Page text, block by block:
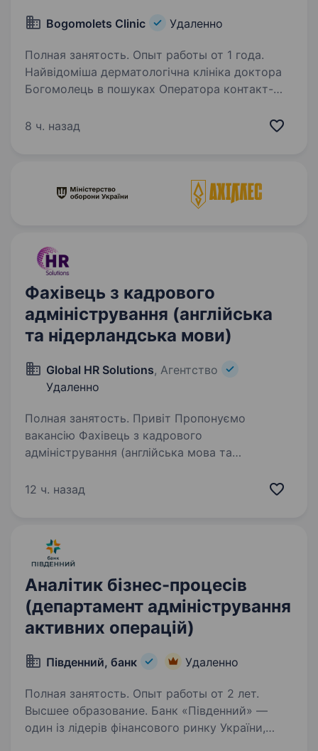
Bogomolets Сlinic Удаленно
Полная занятость. Опыт работы от 1 года.
Найвідоміша дерматологічна клініка доктора
Богомолець в пошуках Оператора контакт-
на аналогічній посаді або у сфері клієнтського
8 ч. назад
Фахівець з кадрового
адміністрування (англійська
та нідерландська мови)
Global HR Solutions, Агентство
Удаленно
Полная занятость. Привіт Пропонуємо
вакансію Фахівець з кадрового
адміністрування (англійська мова та
стабільної міжнародної компанії. Для того,
12 ч. назад
Аналітик бізнес-процесів
(департамент адміністрування
активних операцій)
Південний, банк Удаленно
Полная занятость. Опыт работы от 2 лет.
Высшее образование. Банк «Південний» —
один із лідерів фінансового ринку України,